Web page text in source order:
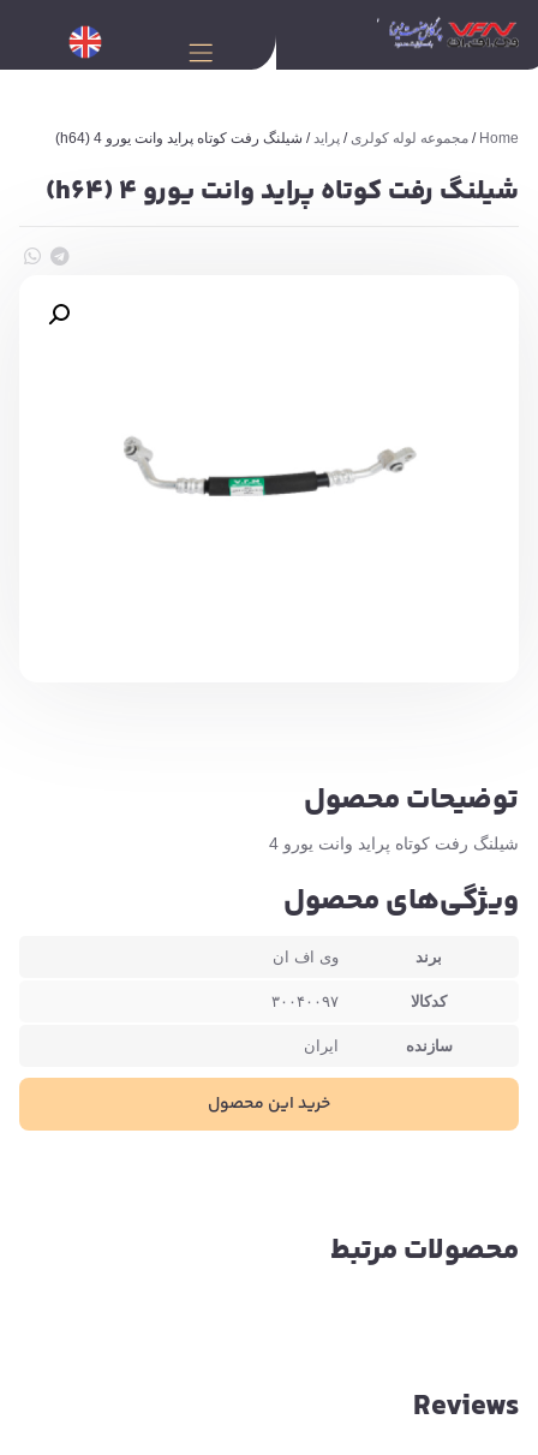
Home
/ مجموعه لوله کولری/ پراید/ شیلنگ رفت کوتاه پراید وانت یورو 4 (h64)
شیلنگ رفت کوتاه پراید وانت یورو 4 (h64)
توضیحات محصول
شیلنگ رفت کوتاه پراید وانت یورو 4
ویژگی‌های محصول
برند وی اف ان
کدکالا ۳۰۰۴۰۰۹۷
سازنده ایران
خرید این محصول
محصولات مرتبط
Reviews